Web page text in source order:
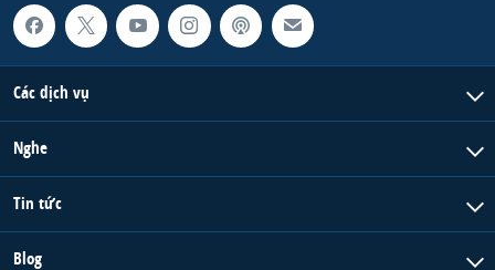
Các dịch vụ
Nghe
Tin tức
Blog